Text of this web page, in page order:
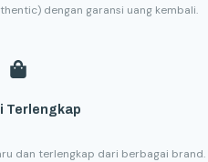
dengan garansi uang kembali.
Terlengkap
dan terlengkap dari berbagai brand.